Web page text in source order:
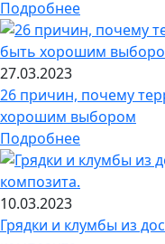
Подробнее
27.03.2023
26 причин, почему
хорошим выбором
Подробнее
10.03.2023
Грядки и клумбы из